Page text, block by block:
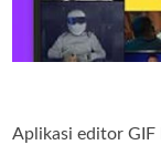
Aplikasi editor GIF